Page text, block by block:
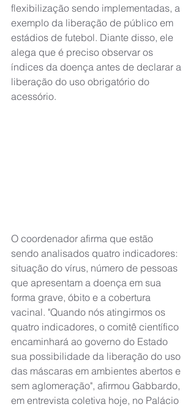
flexibilização sendo implementadas, a
exemplo da liberação de público em
estádios de futebol. Diante disso, ele
alega que é preciso observar os
índices da doença antes de declarar a
liberação do uso obrigatório do
acessório.
O coordenador afirma que estão
sendo analisados quatro indicadores:
situação do vírus, número de pessoas
que apresentam a doença em sua
forma grave, óbito e a cobertura
vacinal. "Quando nós atingirmos os
quatro indicadores, o comitê científico
encaminhará ao governo do Estado
sua possibilidade da liberação do uso
das máscaras em ambientes abertos e
sem aglomeração", afirmou Gabbardo,
em entrevista coletiva hoje, no Palácio